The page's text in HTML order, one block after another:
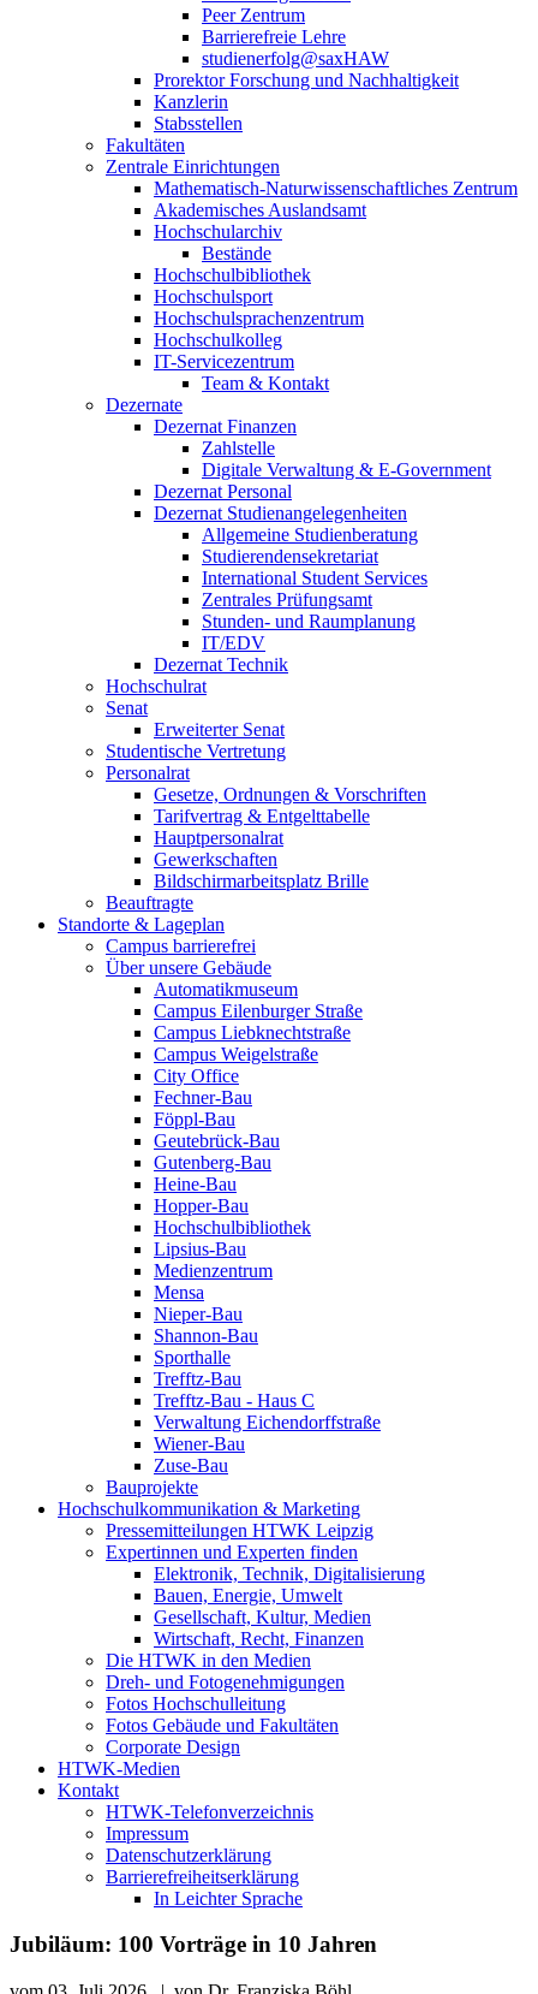
Peer Zentrum
Barrierefreie Lehre
studienerfolg@saxHAW
Prorektor Forschung und Nachhaltigkeit
Kanzlerin
Stabsstellen
Fakultäten
Zentrale Einrichtungen
Mathematisch-Naturwissenschaftliches Zentrum
Akademisches Auslandsamt
Hochschularchiv
Bestände
Hochschulbibliothek
Hochschulsport
Hochschulsprachenzentrum
Hochschulkolleg
IT-Servicezentrum
Team & Kontakt
Dezernate
Dezernat Finanzen
Zahlstelle
Digitale Verwaltung & E-Government
Dezernat Personal
Dezernat Studienangelegenheiten
Allgemeine Studienberatung
Studierendensekretariat
International Student Services
Zentrales Prüfungsamt
Stunden- und Raumplanung
IT/EDV
Dezernat Technik
Hochschulrat
Senat
Erweiterter Senat
Studentische Vertretung
Personalrat
Gesetze, Ordnungen & Vorschriften
Tarifvertrag & Entgelttabelle
Hauptpersonalrat
Gewerkschaften
Bildschirmarbeitsplatz Brille
Beauftragte
Standorte & Lageplan
Campus barrierefrei
Über unsere Gebäude
Automatikmuseum
Campus Eilenburger Straße
Campus Liebknechtstraße
Campus Weigelstraße
City Office
Fechner-Bau
Föppl-Bau
Geutebrück-Bau
Gutenberg-Bau
Heine-Bau
Hopper-Bau
Hochschulbibliothek
Lipsius-Bau
Medienzentrum
Mensa
Nieper-Bau
Shannon-Bau
Sporthalle
Trefftz-Bau
Trefftz-Bau - Haus C
Verwaltung Eichendorffstraße
Wiener-Bau
Zuse-Bau
Bauprojekte
Hochschulkommunikation & Marketing
Pressemitteilungen HTWK Leipzig
Expertinnen und Experten finden
Elektronik, Technik, Digitalisierung
Bauen, Energie, Umwelt
Gesellschaft, Kultur, Medien
Wirtschaft, Recht, Finanzen
Die HTWK in den Medien
Dreh- und Fotogenehmigungen
Fotos Hochschulleitung
Fotos Gebäude und Fakultäten
Corporate Design
HTWK-Medien
Kontakt
HTWK-Telefonverzeichnis
Impressum
Datenschutzerklärung
Barrierefreiheitserklärung
In Leichter Sprache
Jubiläum: 100 Vorträge in 10 Jahren